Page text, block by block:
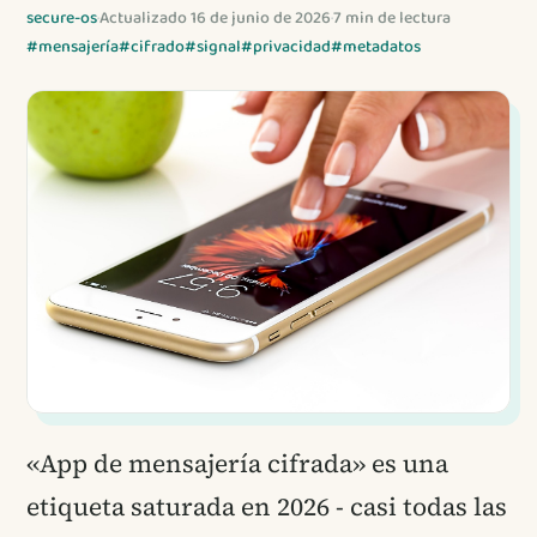
secure-os·Actualizado 16 de junio de 2026·7 min de lectura
#mensajería#cifrado#signal#privacidad#metadatos
«App de mensajería cifrada» es una
etiqueta saturada en 2026 - casi todas las